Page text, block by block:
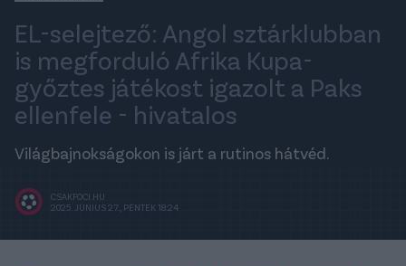
EL-selejtező: Angol sztárklubban
is megforduló Afrika Kupa-
győztes játékost igazolt a Paks
ellenfele - hivatalos
Világbajnokságokon is járt a rutinos hátvéd.
CSAKFOCI.HU
2025. JÚNIUS 27., PÉNTEK 18:24